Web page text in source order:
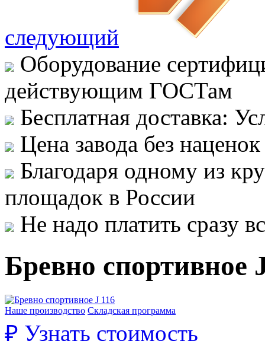
следующий
Оборудование
действующим ГОСТам
Бесплатная доставка:
Цена завода без
Благодаря одному из
площадок в России
Не надо платить сразу
Бревно спортивное
Наше производство Складская программа
₽ Узнать стоимость